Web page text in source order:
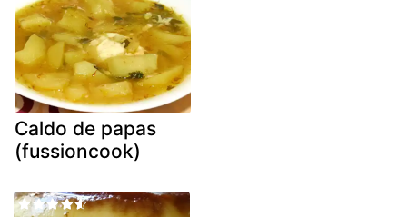
Caldo de papas
(fussioncook)